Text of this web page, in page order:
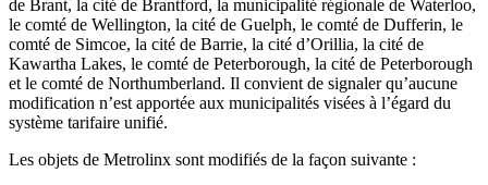
de Brant, la cité de Brantford, la municipalité régionale de Waterloo,
le comté de Wellington, la cité de Guelph, le comté de Dufferin, le
comté de Simcoe, la cité de Barrie, la cité d’Orillia, la cité de
Kawartha Lakes, le comté de Peterborough, la cité de Peterborough
et le comté de Northumberland. Il convient de signaler qu’aucune
modification n’est apportée aux municipalités visées à l’égard du
système tarifaire unifié.
Les objets de Metrolinx sont modifiés de la façon suivante :